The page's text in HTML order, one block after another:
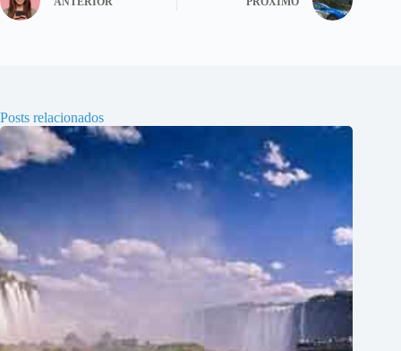
Posts relacionados